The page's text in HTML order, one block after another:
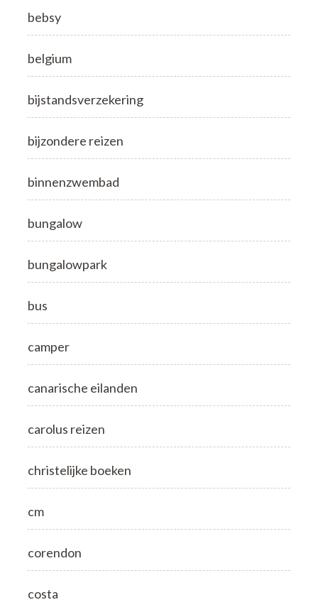
bebsy
belgium
bijstandsverzekering
bijzondere reizen
binnenzwembad
bungalow
bungalowpark
bus
camper
canarische eilanden
carolus reizen
christelijke boeken
cm
corendon
costa